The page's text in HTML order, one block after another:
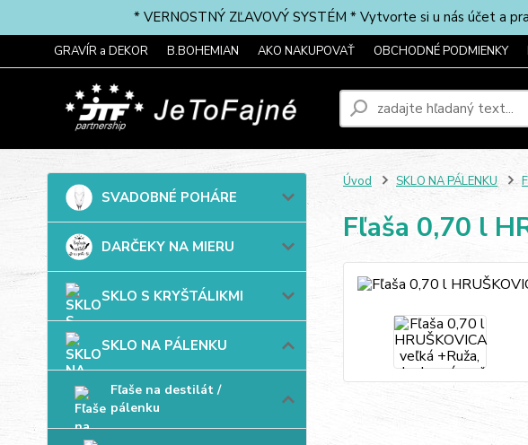
* VERNOSTNÝ ZĽAVOVÝ SYSTÉM * Vytvorte si u nás účet a
GRAVÍR a DEKOR B.BOHEMIAN AKO NAKUPOVAŤ OBCHODNÉ PODMIENKY
SVADOBNÉ POHÁRE
DARČEKY NA MIERU
SKLO S KRYŠTÁLIKMI
SKLO NA PÁLENKU
Fľaše na destilát /
pálenku
Úvod SKLO NA PÁLENKU
Fľaša 0,70 l